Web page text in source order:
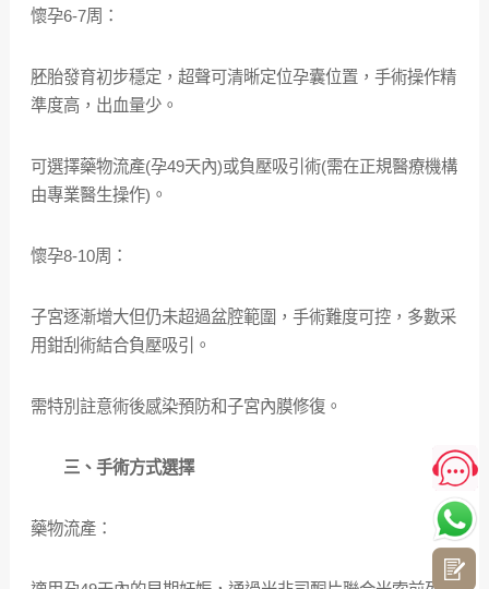
懷孕6-7周：
胚胎發育初步穩定，超聲可清晰定位孕囊位置，手術操作精
準度高，出血量少。
可選擇藥物流產(孕49天內)或負壓吸引術(需在正規醫療機構
由專業醫生操作)。
懷孕8-10周：
子宮逐漸增大但仍未超過盆腔範圍，手術難度可控，多數采
用鉗刮術結合負壓吸引。
需特別註意術後感染預防和子宮內膜修復。
三、手術方式選擇
藥物流產：